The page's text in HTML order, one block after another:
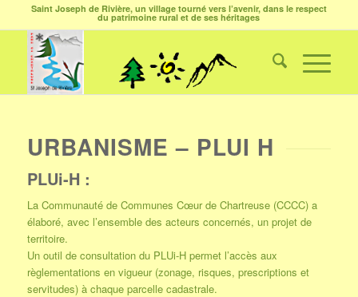
Saint Joseph de Rivière, un village tourné vers l’avenir, dans le respect
du patrimoine rural et de ses héritages
URBANISME – PLUI H
PLUi-H :
La Communauté de Communes Cœur de Chartreuse (CCCC) a
élaboré, avec l’ensemble des acteurs concernés, un projet de
territoire.
Un outil de consultation du PLUi-H permet l’accès aux
règlementations en vigueur (zonage, risques, prescriptions et
servitudes) à chaque parcelle cadastrale.